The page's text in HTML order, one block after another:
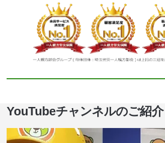
YouTubeチャンネルのご紹介